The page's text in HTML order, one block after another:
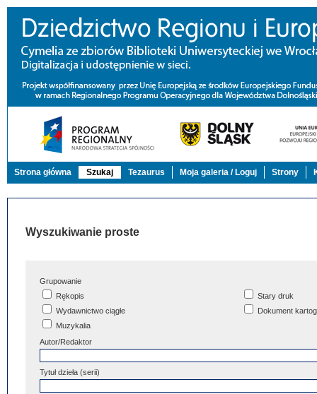
Strona główna Szukaj Tezaurus Moja galeria / Loguj Strony
Wyszukiwanie proste
Grupowanie
Rękopis
Stary druk
Wydawnictwo ciągłe
Dokument
Muzykalia
Autor/Redaktor
Tytuł dzieła (serii)